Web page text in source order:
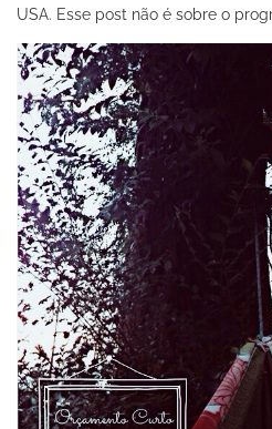
USA. Esse post não é sobre o